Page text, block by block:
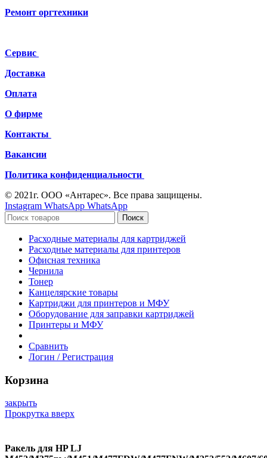
Ремонт оргтехники
Сервис
Доставка
Оплата
О фирме
Контакты
Вакансии
Политика конфиденциальности
© 2021г. ООО «Антарес». Все права защищены.
Instagram WhatsApp WhatsApp
Поиск
Расходные материалы для картриджей
Расходные материалы для принтеров
Офисная техника
Чернила
Тонер
Канцелярские товары
Картриджи для принтеров и МФУ
Оборудование для заправки картриджей
Принтеры и МФУ
Сравнить
Логин / Регистрация
Корзина
закрыть
Прокрутка вверх
Ракель для HP LJ